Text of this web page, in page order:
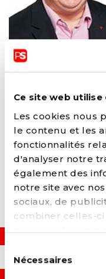
Ce site web utilise
Les cookies nous
le contenu et les
fonctionnalités
d'analyser notre
également des
notre site avec
sociaux, de
combiner celles-
services. Vous
Sélection
duNécessaires
Député
FONCTIONS
Député
ARTICLES LIÉS
OUI, JE VEUX...